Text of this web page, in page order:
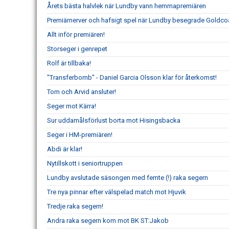
Årets bästa halvlek när Lundby vann hemmapremiären
Premiärnerver och hafsigt spel när Lundby besegrade
Allt inför premiären!
Storseger i genrepet
Rolf är tillbaka!
"Transferbomb" - Daniel Garcia Olsson klar för återkomst!
Tom och Arvid ansluter!
Seger mot Kärra!
Sur uddamålsförlust borta mot Hisingsbacka
Seger i HM-premiären!
Abdi är klar!
Nytillskott i seniortruppen
Lundby avslutade säsongen med femte (!) raka segern
Tre nya pinnar efter välspelad match mot Hjuvik
Tredje raka segern!
Andra raka segern kom mot BK ST:Jakob